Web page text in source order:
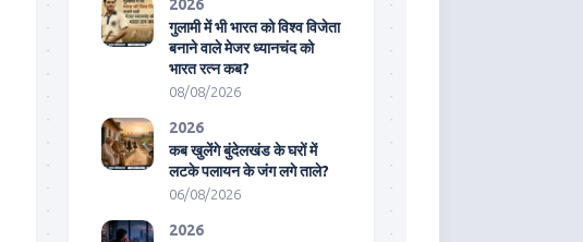
2026
गुलामी में भी भारत को विश्व विजेता
बनाने वाले मेजर ध्यानचंद को
भारत रत्न कब?
08/08/2026
2026
कब खुलेंगे बुंदेलखंड के घरों में
लटके पलायन के जंग लगे ताले?
06/08/2026
2026